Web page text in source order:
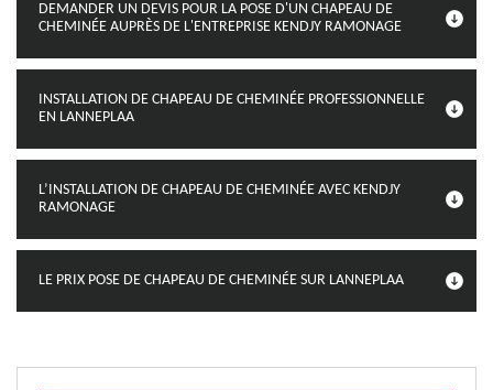
DEMANDER UN DEVIS POUR LA POSE D'UN CHAPEAU DE
CHEMINÉE AUPRÈS DE L'ENTREPRISE KENDJY RAMONAGE
INSTALLATION DE CHAPEAU DE CHEMINÉE PROFESSIONNELLE
EN LANNEPLAA
L’INSTALLATION DE CHAPEAU DE CHEMINÉE AVEC KENDJY
RAMONAGE
LE PRIX POSE DE CHAPEAU DE CHEMINÉE SUR LANNEPLAA